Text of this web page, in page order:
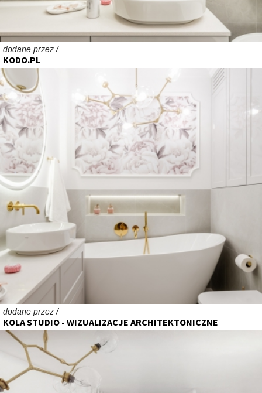
dodane przez /
KODO.PL
dodane przez /
KOLA STUDIO - WIZUALIZACJE ARCHITEKTONICZNE